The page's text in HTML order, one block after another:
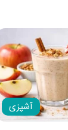
آشپزی